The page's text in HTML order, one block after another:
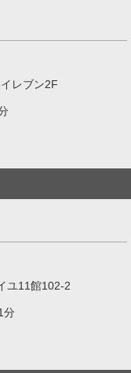
レブン2F
ユ11館102-2
分